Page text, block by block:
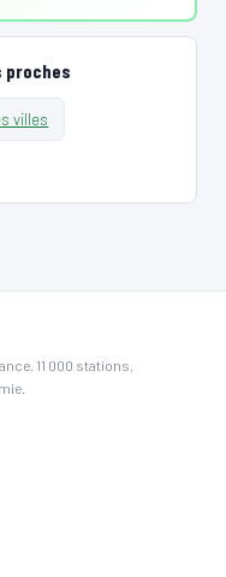
proches
villes
11 000 stations,